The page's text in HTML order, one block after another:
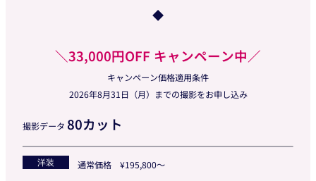
＼33,000円OFF キャンペーン中／
キャンペーン価格適用条件
2026年8月31日（月）までの撮影をお申し込み
撮影データ 80カット
洋装 通常価格 ¥195,800～